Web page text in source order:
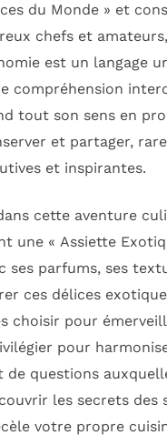
du Monde » et
chefs et
est un langage
compréhension
tout son sens en
et partager,
et inspirantes.
cette aventure
une « Assiette
ses parfums, ses
ces délices
choisir pour
pour
questions
les secrets des
votre propre